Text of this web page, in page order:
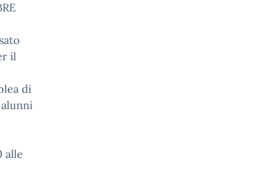
il
di
alle